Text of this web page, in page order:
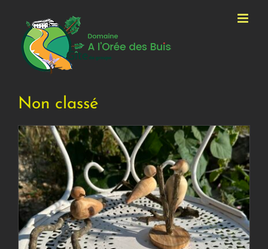
contenu
Non classé